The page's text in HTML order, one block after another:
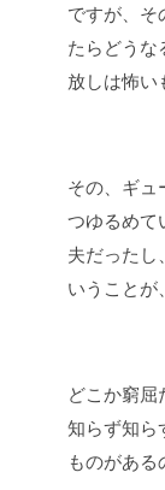
ですが、そ
たらどうな
放しは怖い
その、ギュ
つゆるめて
夫だったし
いうことが
どこか窮屈
知らず知ら
ものがある